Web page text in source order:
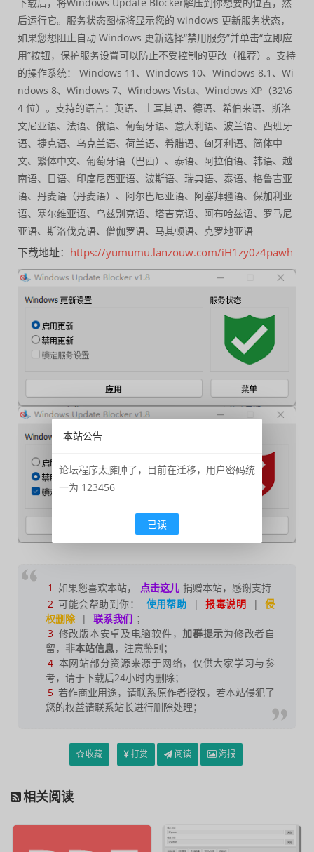
后运行它。服务状态图标将显示您的 windows 更新服务状态，
如果您想阻止自动 Windows 更新选择“禁用服务”并单击“立即应
用”按钮，保护服务设置可以防止不受控制的更改（推荐）。支持
的操作系统： Windows 11、Windows 10、Windows 8.1、Wi
ndows 8、Windows 7、Windows Vista、Windows XP（32\6
4 位）。支持的语言：英语、土耳其语、德语、希伯来语、斯洛
文尼亚语、法语、俄语、葡萄牙语、意大利语、波兰语、西班牙
语、捷克语、乌克兰语、荷兰语、希腊语、匈牙利语、简体中
文、繁体中文、葡萄牙语（巴西）、泰语、阿拉伯语、韩语、越
南语、日语、印度尼西亚语、波斯语、瑞典语、泰语、格鲁吉亚
语、丹麦语（丹麦语）、阿尔巴尼亚语、阿塞拜疆语、保加利亚
语、塞尔维亚语、乌兹别克语、塔吉克语、阿布哈兹语、罗马尼
亚语、斯洛伐克语、僧伽罗语、马其顿语、克罗地亚语
下载地址： https://yumumu.lanzouw.com/iH1zy0z4pawh
1 如果您喜欢本站， 点击这儿 捐赠本站，感谢支持
2 可能会帮助到你： 使用帮助 | 报毒说明 |
侵
权删除
| 联系我们 ；
3 修改版本安卓及电脑软件，加群提示为修改者自
留， 非本站信息，注意鉴别；
4 本网站部分资源来源于网络，仅供大家学习与参
考，请于下载后24小时内删除；
5 若作商业用途，请联系原作者授权，若本站侵犯了
您的权益请联系站长进行删除处理；
收藏 打赏 阅读 海报
相关阅读
本站公告
论坛程序太臃肿了，目前在迁移，用户密码统
一为 123456
已读